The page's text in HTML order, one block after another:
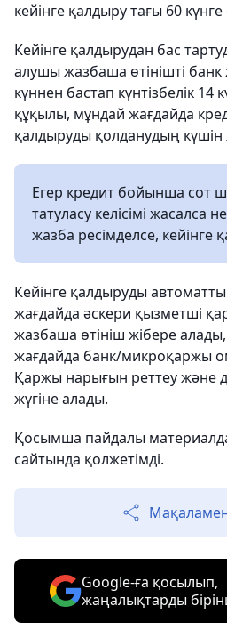
кейінге қалдыру тағы 60
Кейінге қалдырудан бас
алушы жазбаша өтінішті банк
күннен бастап күнтізбелік 14
құқылы, мұндай жағдайда
қалдыруды қолданудың
Егер кредит бойынша сот
татуласу келісімі жасалса
жазба ресімделсе, кейінге
Кейінге қалдыруды
жағдайда әскери қызметші
жазбаша өтініш жібере
жағдайда банк/микроқаржы
Қаржы нарығын реттеу және
жүгіне алады.
Қосымша пайдалы
сайтында қолжетімді.
Google-ға қосылып,
жаңалықтарды